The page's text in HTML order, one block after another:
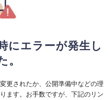
にエラーが発生し
。
更されたか、公開準備中などの理
ます。お手数ですが、下記のリン